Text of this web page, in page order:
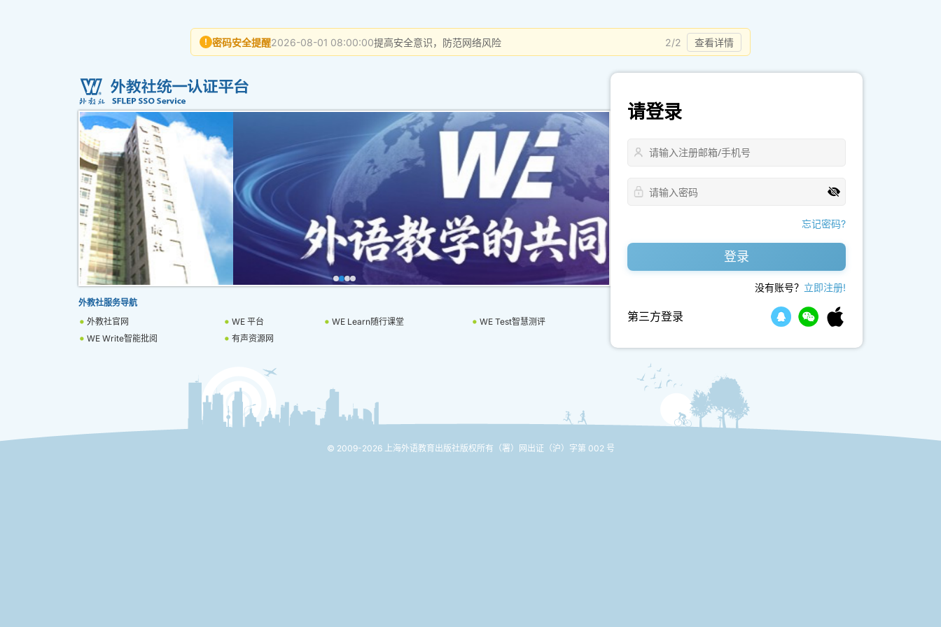
! 密码安全提醒2026-08-01 08:00:00提高安全意识，防范网络风险 2/2 查看详情
外教社服务导航
外教社官网
WE 平台 WE Learn随行课堂
WE Test智慧测评
WE Write智能批阅
有声资源网
请登录
忘记密码?
登录
没有账号？ 立即注册!
第三方登录
© 2009-2026 上海外语教育出版社版权所有 （署）网出证（沪）字第 002 号